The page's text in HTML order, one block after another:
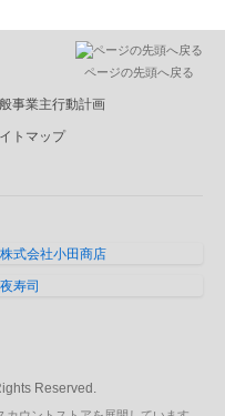
ページの先頭へ戻る
事業主行動計画
トマップ
Reserved.